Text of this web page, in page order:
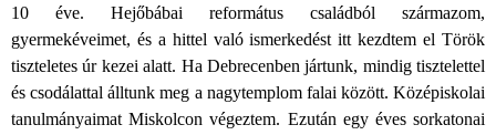
10 éve. Hejőbábai református családból származom,
gyermekéveimet, és a hittel való ismerkedést itt kezdtem el Török
tiszteletes úr kezei alatt. Ha Debrecenben jártunk, mindig tisztelettel
és csodálattal álltunk meg a nagytemplom falai között. Középiskolai
tanulmányaimat Miskolcon végeztem. Ezután egy éves sorkatonai